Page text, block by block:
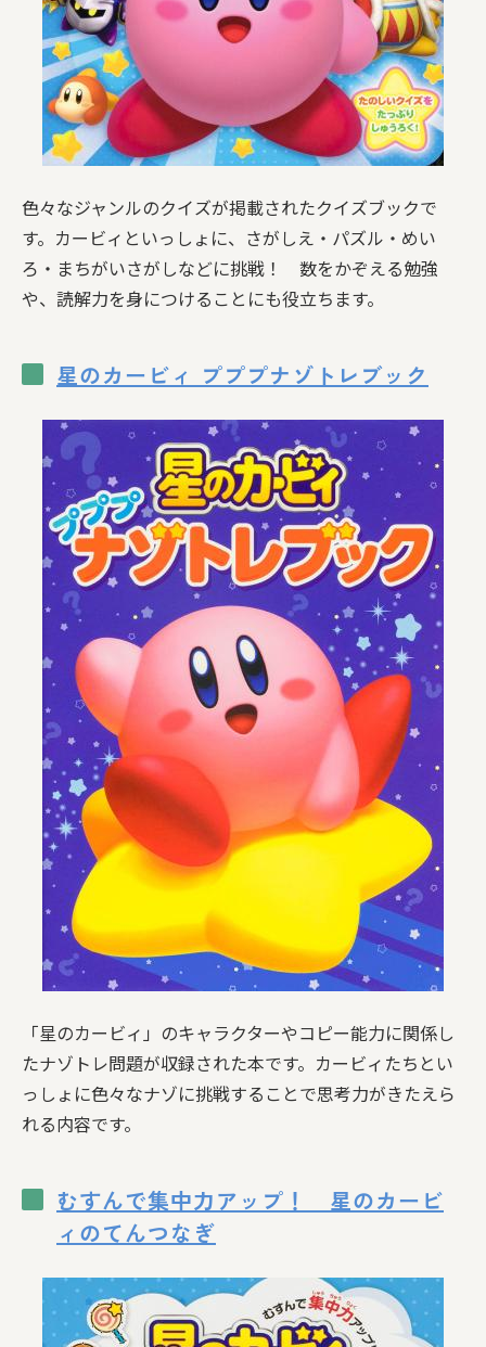
色々なジャンルのクイズが掲載されたクイズブックで
す。カービィといっしょに、さがしえ・パズル・めい
ろ・まちがいさがしなどに挑戦！ 数をかぞえる勉強
や、読解力を身につけることにも役立ちます。
星のカービィ プププナゾトレブック
「星のカービィ」のキャラクターやコピー能力に関係し
たナゾトレ問題が収録された本です。カービィたちとい
っしょに色々なナゾに挑戦することで思考力がきたえら
れる内容です。
むすんで集中力アップ！ 星のカービ
ィのてんつなぎ